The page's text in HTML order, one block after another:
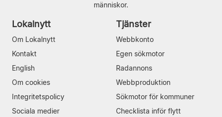
människor.
Lokalnytt
Om Lokalnytt
Kontakt
English
Om cookies
Integritetspolicy
Sociala medier
Tjänster
Webbkonto
Egen sökmotor
Radannons
Webbproduktion
Sökmotor för kommuner
Checklista inför flytt